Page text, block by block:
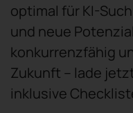
optimal für KI-
und neue
konkurrenzfähig
Zukunft – lade
inklusive